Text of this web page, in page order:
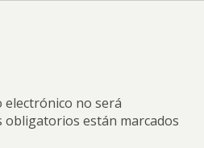
electrónico no será
obligatorios están marcados